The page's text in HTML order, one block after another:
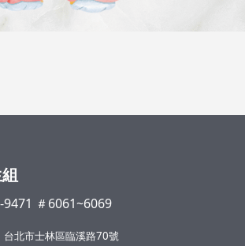
9471 ＃6061~6069
台北市士林區臨溪路70號